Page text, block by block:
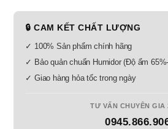
🔒 CAM KẾT CHẤT LƯỢNG
✓ 100% Sản phẩm chính hãng
✓ Bảo quản chuẩn Humidor (Độ ẩm
✓ Giao hàng hỏa tốc trong ngày
TƯ VẤN CHUYÊN GIA